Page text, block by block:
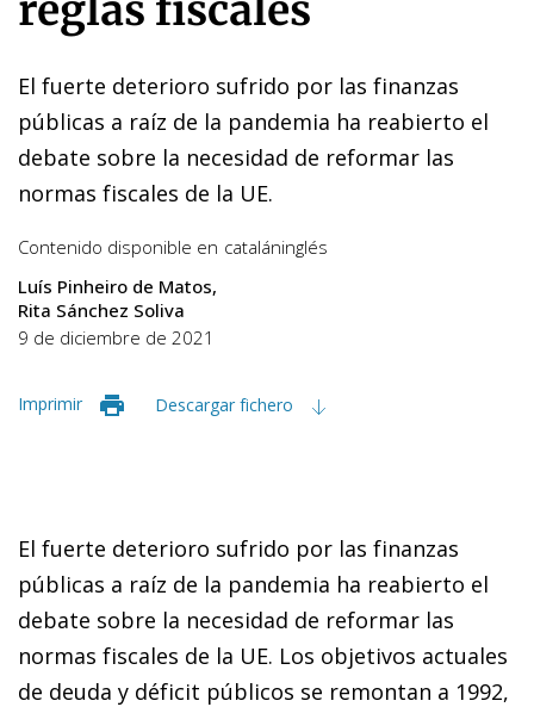
reglas fiscales
El fuerte deterioro sufrido por las finanzas
públicas a raíz de la pandemia ha reabierto el
debate sobre la necesidad de reformar las
normas fiscales de la UE.
Contenido disponible en cataláninglés
Luís Pinheiro de Matos
Rita Sánchez Soliva
9 de diciembre de 2021
Imprimir Descargar fichero
El fuerte deterioro sufrido por las finanzas
públicas a raíz de la pandemia ha reabierto el
debate sobre la necesidad de reformar las
normas fiscales de la UE. Los objetivos actuales
de deuda y déficit públicos se remontan a 1992,